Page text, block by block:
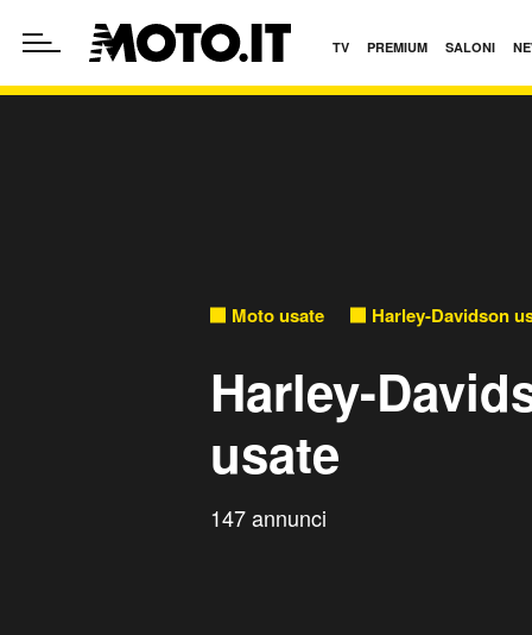
TV PREMIUM SALONI
Moto usate Harley-Davidson
Harley-
usate
147 annunci